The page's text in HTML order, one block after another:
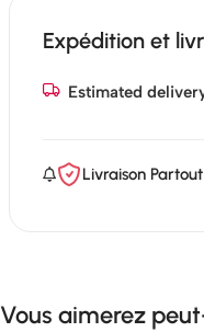
Expédition et
Estimated
Livraison
Vous aimerez